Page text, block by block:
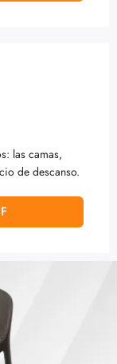
las camas,
de descanso.